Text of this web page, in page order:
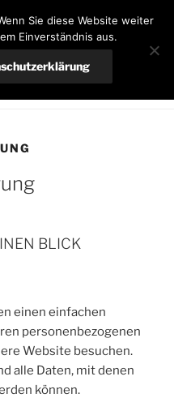
BLICK
einen einfachen
personenbezogenen
Website besuchen.
alle Daten, mit denen
können.
Sie diese Website weiter
Einverständnis aus.